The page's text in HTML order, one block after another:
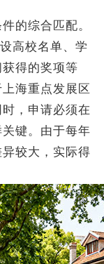
的综合匹配。
高校名单、学
得的奖项等
海重点发展区
，申请必须在
键。由于每年
较大，实际得